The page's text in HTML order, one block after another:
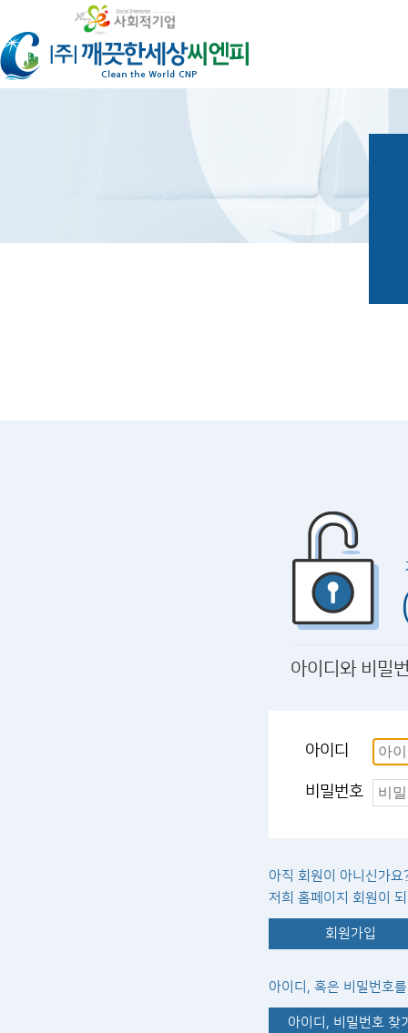
아이디와 비밀
아이디
비밀번호
아직 회원이 아니신가요
저희 홈페이지 회원이
회원가입
아이디, 혹은 비밀번호
아이디, 비밀번호 찾